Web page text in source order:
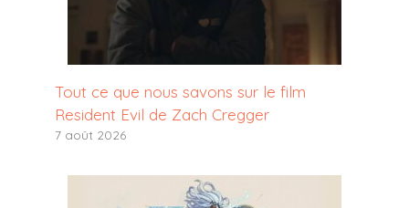
Tout ce que nous savons sur le film
Resident Evil de Zach Cregger
7 août 2026